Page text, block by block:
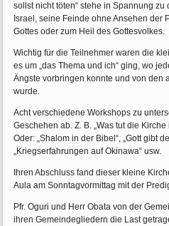
sollst nicht töten“ stehe in Spannung
Israel, seine Feinde ohne Ansehen der
Gottes oder zum Heil des Gottesvolkes.
Wichtig für die Teilnehmer waren die
es um „das Thema und ich“ ging, wo
Ängste vorbringen konnte und von den
wurde.
Acht verschiedene Workshops zu
Geschehen ab. Z. B. „Was tut die
Oder: „Shalom in der Bibel“, „Gott gibt
„Kriegserfahrungen auf Okinawa“ usw.
Ihren Abschluss fand dieser kleine
Aula am Sonntagvormittag mit der
Pfr. Oguri und Herr Obata von der
ihren Gemeindegliedern die Last